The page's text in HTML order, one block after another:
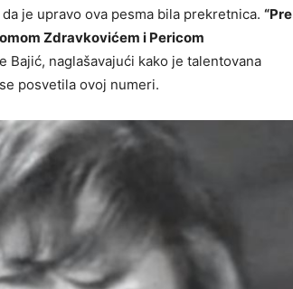
je upravo ova pesma bila prekretnica. “Pre
Zdravkovićem i Pericom
Bajić, naglašavajući kako je talentovana
posvetila ovoj numeri.